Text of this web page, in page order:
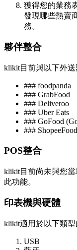
獲得您的業務
發現哪些熱賣
務。
夥伴整合
klikit目前與以下外送
### foodpanda
### GrabFood
### Deliveroo
### Uber Eats
### GoFood
### ShopeeFood
POS整合
klikit目前尚未與您
此功能。
印表機與硬體
klikit適用於以下類型
USB